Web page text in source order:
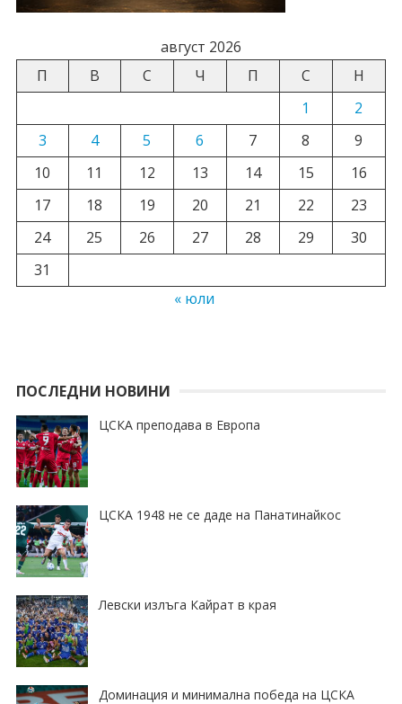
август 2026
П
В С Ч П С
Н
1
2
3
4 5 6 7 8
9
10
11 12 13 14 15
16
17
18 19 20 21 22
23
24
25 26 27 28 29
30
31
« юли
ПОСЛЕДНИ НОВИНИ
ЦСКА преподава в Европа
ЦСКА 1948 не се даде на Панатинайкос
Левски излъга Кайрат в края
Доминация и минимална победа на ЦСКА